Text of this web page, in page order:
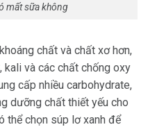
mất sữa không
chất và chất xơ hơn,
và các chất chống oxy
cấp nhiều carbohydrate,
dưỡng chất thiết yếu cho
thể chọn súp lơ xanh để